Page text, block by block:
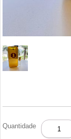
Quantidade
DECANT
1